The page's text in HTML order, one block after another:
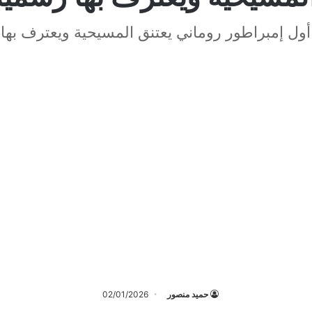
إمبراطور روماني يعتنق المسيحية ويعترف
حميد منصور 02/01/2026